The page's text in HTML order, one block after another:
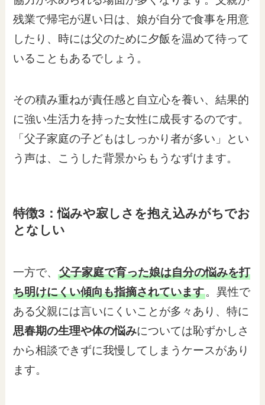
残業で帰宅が遅い日は、娘が自分で食事を用意
したり、時には父のために夕飯を温めて待って
いることもあるでしょう。
その積み重ねが責任感と自立心を養い、結果的
に強い生活力を持った女性に成長するのです。
「父子家庭の子どもはしっかり者が多い」とい
う声は、こうした背景からもうなずけます。
特徴3：悩みや寂しさを抱え込みがちでお
となしい
一方で、父子家庭で育った娘は自分の悩みを打
ち明けにくい傾向も指摘されています。異性で
ある父親には言いにくいことが多々あり、特に
思春期の生理や体の悩みについては恥ずかしさ
から相談できずに我慢してしまうケースがあり
ます。